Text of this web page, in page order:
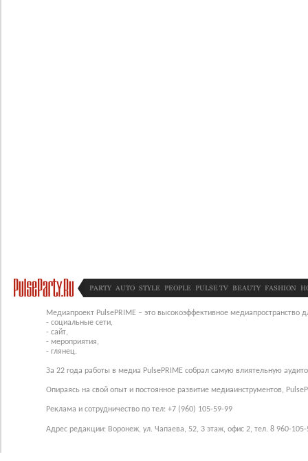
PARTY AUTO STYLE PEOPLE PULSE TV BEAUTY FASHION
Медиапроект PulsePRIME – это высокоэффективное медиапространство
- социальные сети,
- сайт,
- мероприятия,
- глянец.
За 22 года работы в медиа PulsePRIME собрал самую влиятельную
Опираясь на свой опыт и постоянное развитие медиаинструментов,
Реклама и сотрудничество по тел: +7 (960) 105-59-99
Адрес редакции: Воронеж, ул. Чапаева, 52, 3 этаж, офис 2, тел. 8 960-